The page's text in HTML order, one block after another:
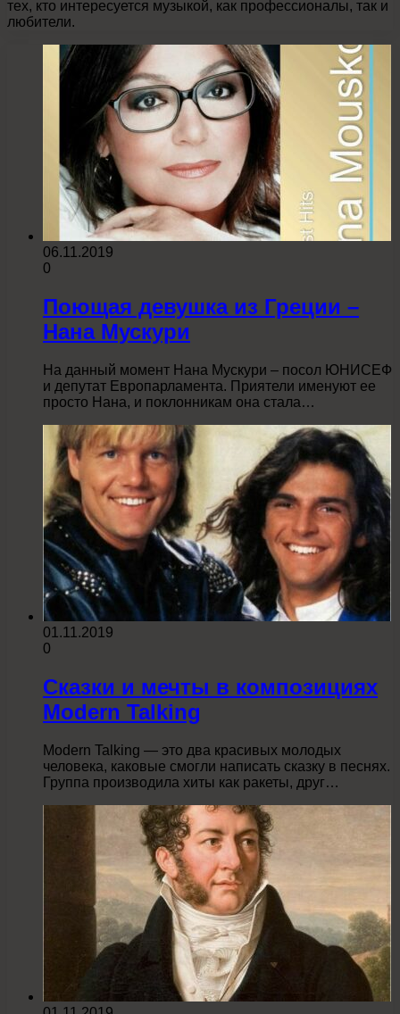
тех, кто интересуется музыкой, как профессионалы, так и
любители.
06.11.2019
0
Поющая девушка из Греции –
Нана Мускури
На данный момент Нана Мускури – посол ЮНИСЕФ
и депутат Европарламента. Приятели именуют ее
просто Нана, и поклонникам она стала…
01.11.2019
0
Сказки и мечты в композициях
Modern Talking
Modern Talking — это два красивых молодых
человека, каковые смогли написать сказку в песнях.
Группа производила хиты как ракеты, друг…